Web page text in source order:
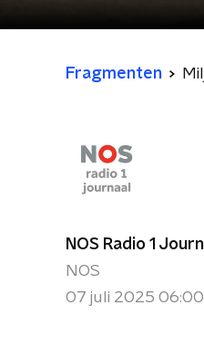
Fragmenten
NOS Radio 1
NOS
07 juli 2025